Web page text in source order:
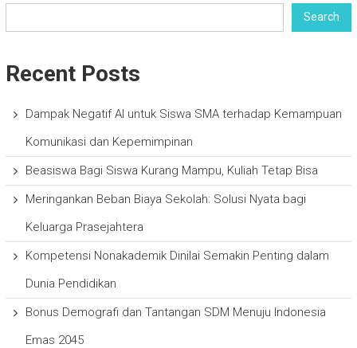
Search
Recent Posts
Dampak Negatif AI untuk Siswa SMA terhadap Kemampuan
Komunikasi dan Kepemimpinan
Beasiswa Bagi Siswa Kurang Mampu, Kuliah Tetap Bisa
Meringankan Beban Biaya Sekolah: Solusi Nyata bagi
Keluarga Prasejahtera
Kompetensi Nonakademik Dinilai Semakin Penting dalam
Dunia Pendidikan
Bonus Demografi dan Tantangan SDM Menuju Indonesia
Emas 2045